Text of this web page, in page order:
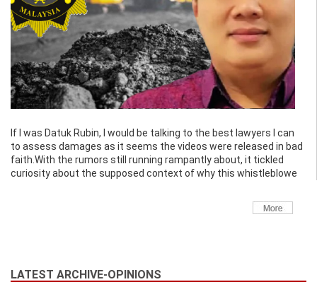
If I was Datuk Rubin, I would be talking to the best lawyers I can
to assess damages as it seems the videos were released in bad
faith.With the rumors still running rampantly about, it tickled
curiosity about the supposed context of why this whistleblowe
LATEST ARCHIVE-OPINIONS